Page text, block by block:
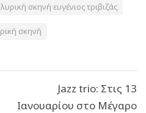
σκηνή ευγένιος τριβιζάς
σκηνή
Jazz trio: Στις 13
Ιανουαρίου στο Μέγαρο